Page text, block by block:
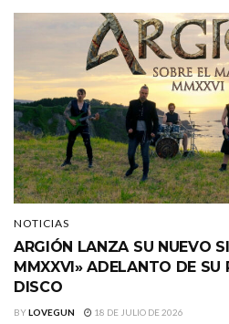
NOTICIAS
ARGIÓN LANZA SU NUEVO
MMXXVI» ADELANTO DE SU
DISCO
BYLOVEGUN 18 DE JULIO DE 2026